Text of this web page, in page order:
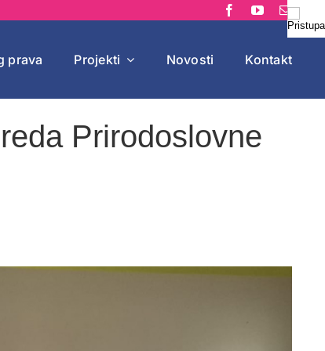
prava Projekti Novosti Kontakt
Prirodoslovne